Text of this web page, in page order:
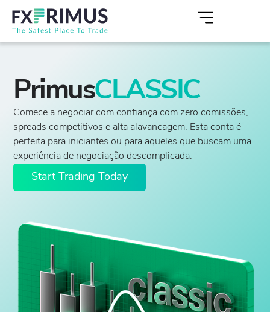
PrimusCLASSIC
Comece a negociar com confiança com zero comissões,
spreads competitivos e alta alavancagem. Esta conta é
perfeita para iniciantes ou para aqueles que buscam uma
experiência de negociação descomplicada.
Start Trading Today